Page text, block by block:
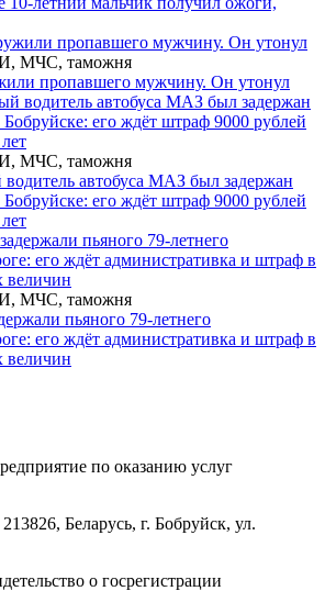
МЧС, таможня
пропавшего мужчину. Он утонул
МЧС, таможня
водитель автобуса МАЗ был задержан
его ждёт штраф 9000 рублей
МЧС, таможня
пьяного 79-летнего
его ждёт административка и штраф в
величин
по оказанию услуг
213826, Беларусь, г. Бобруйск, ул.
о госрегистрации